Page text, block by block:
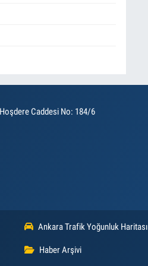
Caddesi No: 184/6
Ankara Trafik Yoğunluk Haritası
Haber Arşivi